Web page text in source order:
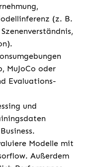
(z. B.
MuJoCo oder
Evaluations-
und
Modelle mit
Außerdem